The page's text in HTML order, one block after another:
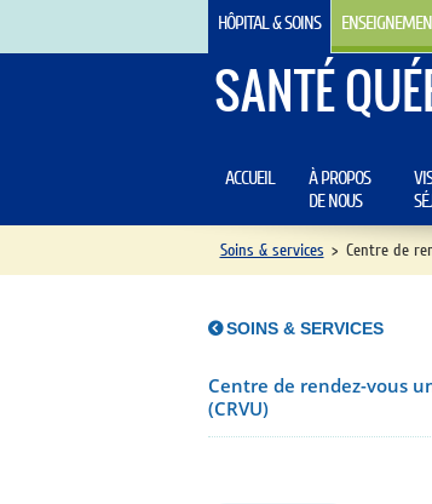
HÔPITAL & SOINS
SANTÉ
ACCUEIL
À PROPOS
DE NOUS
Soins & services > Centre de
SOINS & SERVICES
Centre de rendez-vous
(CRVU)